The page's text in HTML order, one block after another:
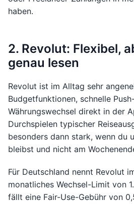
haben.
2. Revolut: Flexibel,
genau lesen
Revolut ist im Alltag sehr
Budgetfunktionen, schnelle
Währungswechsel direkt in der
Durchspielen typischer
besonders dann stark, wenn du
bleibst und nicht am
Für Deutschland nennt Revolut
monatliches Wechsel-Limit von
fällt eine Fair-Use-Gebühr von